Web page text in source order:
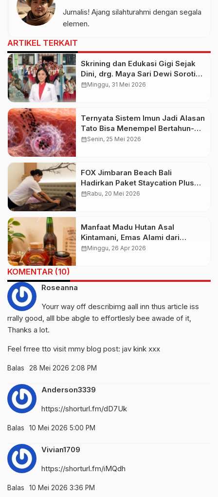
Jurnalis! Ajang silahturahmi dengan segala
elemen.
ARTIKEL TERKAIT
Skrining dan Edukasi Gigi Sejak
Dini, drg. Maya Sari Dewi Soroti
Pentingnya Pencegahan Penyakit
calendar_monthMinggu, 31 Mei 2026
Ternyata Sistem Imun Jadi Alasan
Tato Bisa Menempel Bertahun-
tahun di Kulit
calendar_monthSenin, 25 Mei 2026
FOX Jimbaran Beach Bali
Hadirkan Paket Staycation Plus
Balinese Massage, Mulai Rp1,1
calendar_monthRabu, 20 Mei 2026
Manfaat Madu Hutan Asal
Kintamani, Emas Alami dari
Lereng Gunung Batur
calendar_monthMinggu, 26 Apr 2026
KOMENTAR (10)
Roseanna
Yourr way off describimg aall inn thus article iss
rrally good, alll bbe abgle to effortlesly bee awade of it,
Thanks a lot.
Feel frree tto visit mmy blog post: jav kink xxx
Balas 28 Mei 2026 2:08 PM
Anderson3339
https://shorturl.fm/dD7Uk
Balas 10 Mei 2026 5:00 PM
Vivian1709
https://shorturl.fm/iMQdh
Balas 10 Mei 2026 3:36 PM